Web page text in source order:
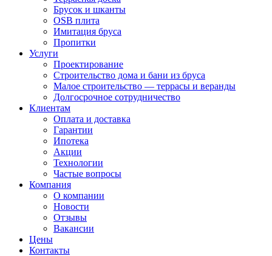
Брусок и шканты
OSB плита
Имитация бруса
Пропитки
Услуги
Проектирование
Строительство дома и бани из бруса
Малое строительство — террасы и веранды
Долгосрочное сотрудничество
Клиентам
Оплата и доставка
Гарантии
Ипотека
Акции
Технологии
Частые вопросы
Компания
О компании
Новости
Отзывы
Вакансии
Цены
Контакты